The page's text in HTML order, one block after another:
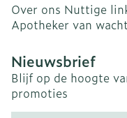
Over ons Nuttige
Apotheker van wacht
Nieuwsbrief
Blijf op de hoogte
promoties